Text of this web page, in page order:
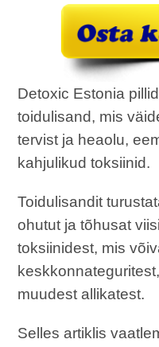
Detoxic Estonia
toidulisand, mis
tervist ja heaolu,
kahjulikud toksiinid.
Toidulisandit
ohutut ja tõhusat
toksiinidest, mis
muudest allikatest.
Selles artiklis